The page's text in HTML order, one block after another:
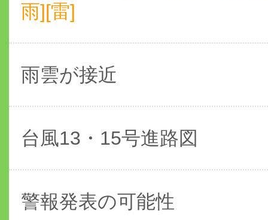
雨][雷]
雨雲が接近
台風13・15号進路図
警報発表の可能性